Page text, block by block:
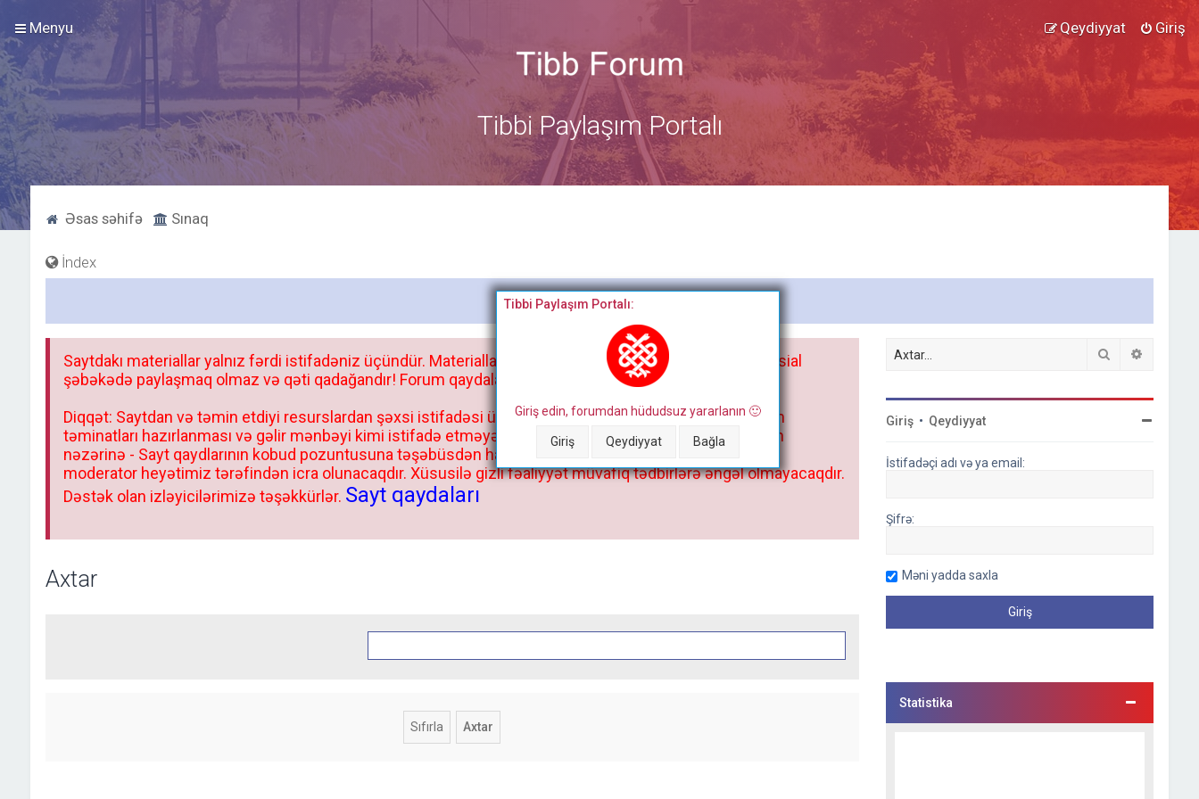
Menyu Giriş
Qeydiyyat
Tibbi Paylaşım Portalı
Əsas səhifə Sınaq
İndex
Bitdi
Tibbi Paylaşım Portalı:
Giriş edin, forumdan hüdudsuz yararlanın 🙂
Giriş Qeydiyyat Bağla
Saytdakı materiallar yalnız fərdi istifadəniz üçündür. Materialları istisnasız heç bir qrupda, saytda və sosial
şəbəkədə paylaşmaq olmaz və qəti qadağandır! Forum qaydaları ilə mütləq tanış olun:
Diqqət: Saytdan və təmin etdiyi resurslardan şəxsi istifadəsi üçün deyil, kənar niyyətlər, xüsusi proqram
təminatları hazırlanması və gəlir mənbəyi kimi istifadə etməyə cəhd göstərənlərin və istifadə edənlərin
nəzərinə - Sayt qaydlarının kobud pozuntusuna təşəbüsdən haqqınızda bütün müvafiq tədbirlər böyük
moderator heyətimiz tərəfindən icra olunacaqdır. Xüsusilə gizli fəaliyyət müvafiq tədbirlərə əngəl olmayacaqdır.
Dəstək olan izləyicilərimizə təşəkkürlər. Sayt qaydaları
Axtar
Axtar
Giriş • Qeydiyyat
İstifadəçi adı və ya email:
Şifrə:
Məni yadda saxla
Statistika